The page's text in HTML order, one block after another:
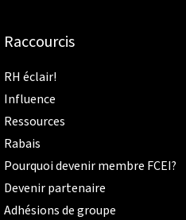
Raccourcis
RH éclair!
Influence
Ressources
Rabais
Pourquoi devenir membre FCEI?
Devenir partenaire
Adhésions de groupe